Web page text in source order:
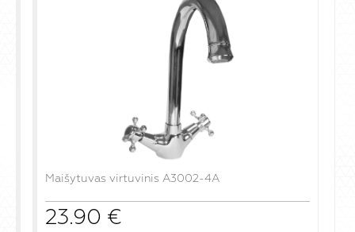
Maišytuvas virtuvinis A3002-4A
23.90 €